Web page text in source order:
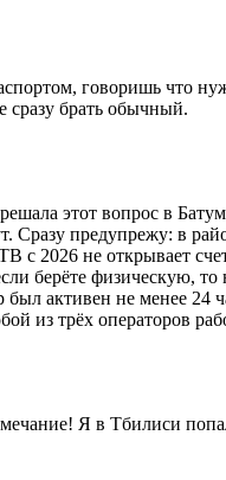
говоришь что
сразу брать обычный.
этот вопрос в
предупрежу: в
с 2026 не открывает
берёте физическую,
активен не менее 24
из трёх операторов
Я в Тбилиси